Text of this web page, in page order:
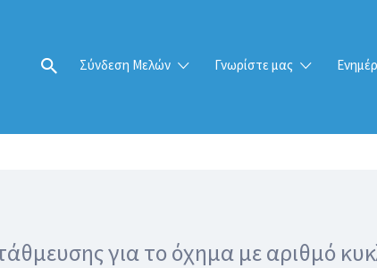
Σύνδεση Μελών Γνωρίστε μας
για το όχημα με αριθμό